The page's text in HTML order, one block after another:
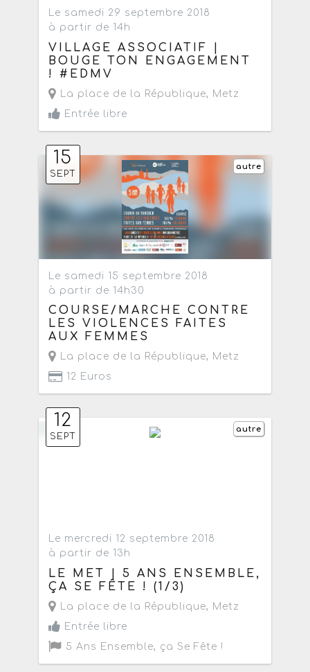
Le samedi 29 septembre 2018
à partir de 14h
VILLAGE ASSOCIATIF |
BOUGE TON ENGAGEMENT
! #EDMV
La place de la République, Metz
Entrée libre
15
SEPT
autre
Le samedi 15 septembre 2018
à partir de 14h30
COURSE/MARCHE CONTRE
LES VIOLENCES FAITES
AUX FEMMES
La place de la République, Metz
12 Euros
12
SEPT
autre
Le mercredi 12 septembre 2018
à partir de 13h
LE MET | 5 ANS ENSEMBLE,
ÇA SE FÊTE ! (1/3)
La place de la République, Metz
Entrée libre
5 Ans Ensemble, ça Se Fête !